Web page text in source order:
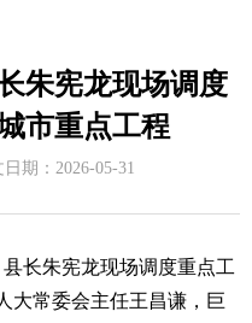
朱宪龙现场调度
市重点工程
期： 2026-05-31
长朱宪龙现场调度重点工
大常委会主任王昌谦，巨